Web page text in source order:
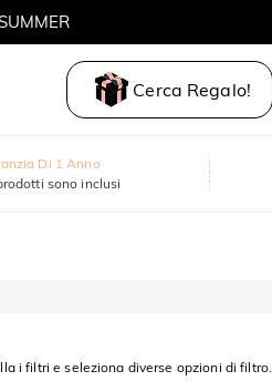
Cerca Regalo!
Di 1 Anno
sono inclusi
i filtri e seleziona diverse opzioni di filtro.